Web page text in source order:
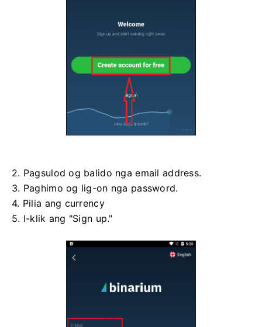
2. Pagsulod og balido nga email address.
3. Paghimo og lig-on nga password.
4. Pilia ang currency
5. I-klik ang "Sign up."